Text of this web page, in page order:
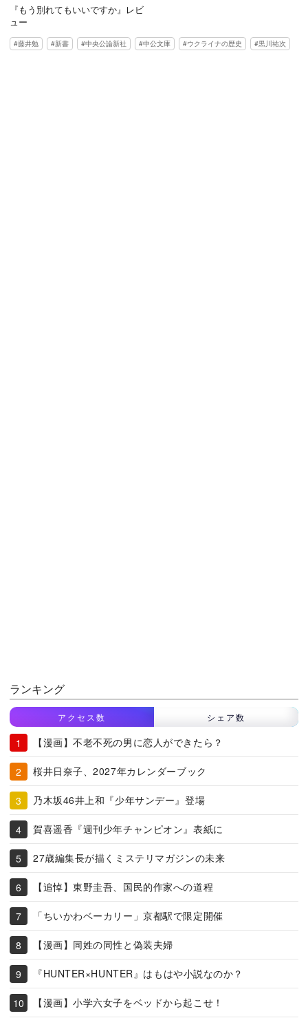
『もう別れてもいいですか』レビ
ュー
藤井勉 新書 中央公論新社 中公文庫 ウクライナの歴史 黒川祐次
ランキング
アクセス数 シェア数
【漫画】不老不死の男に恋人ができたら？
桜井日奈子、2027年カレンダーブック
乃木坂46井上和『少年サンデー』登場
賀喜遥香『週刊少年チャンピオン』表紙に
27歳編集長が描くミステリマガジンの未来
【追悼】東野圭吾、国民的作家への道程
「ちいかわベーカリー」京都駅で限定開催
【漫画】同姓の同性と偽装夫婦
『HUNTER×HUNTER』はもはや小説なのか？
【漫画】小学六女子をベッドから起こせ！